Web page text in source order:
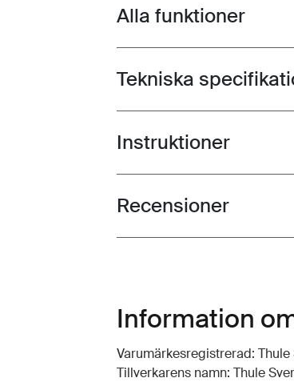
Toggle features
Alla funktioner
Toggle
Tekniska
Toggle guides and
Instruktioner
Toggle overview
Recensioner
Information
Varumärkesregistrerad: Thule
Tillverkarens namn: Thule